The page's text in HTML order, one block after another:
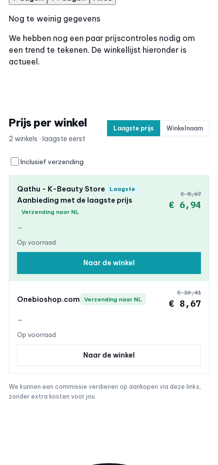
Nog te weinig gegevens
We hebben nog een paar prijscontroles nodig om
een trend te tekenen. De winkellijst hieronder is
actueel.
Prijs per winkel
2 winkels · laagste eerst
Laagste prijs Winkelnaam
Inclusief verzending
Qathu - K-Beauty Store Laagste
Aanbieding met de laagste prijs
Verzending naar NL
—
Op voorraad
€ 8,67
€ 6,94
Naar de winkel
Onebioshop.com Verzending naar NL
—
Op voorraad
€ 10,41
€ 8,67
Naar de winkel
We kunnen een commissie verdienen op aankopen via deze links,
zonder extra kosten voor jou.